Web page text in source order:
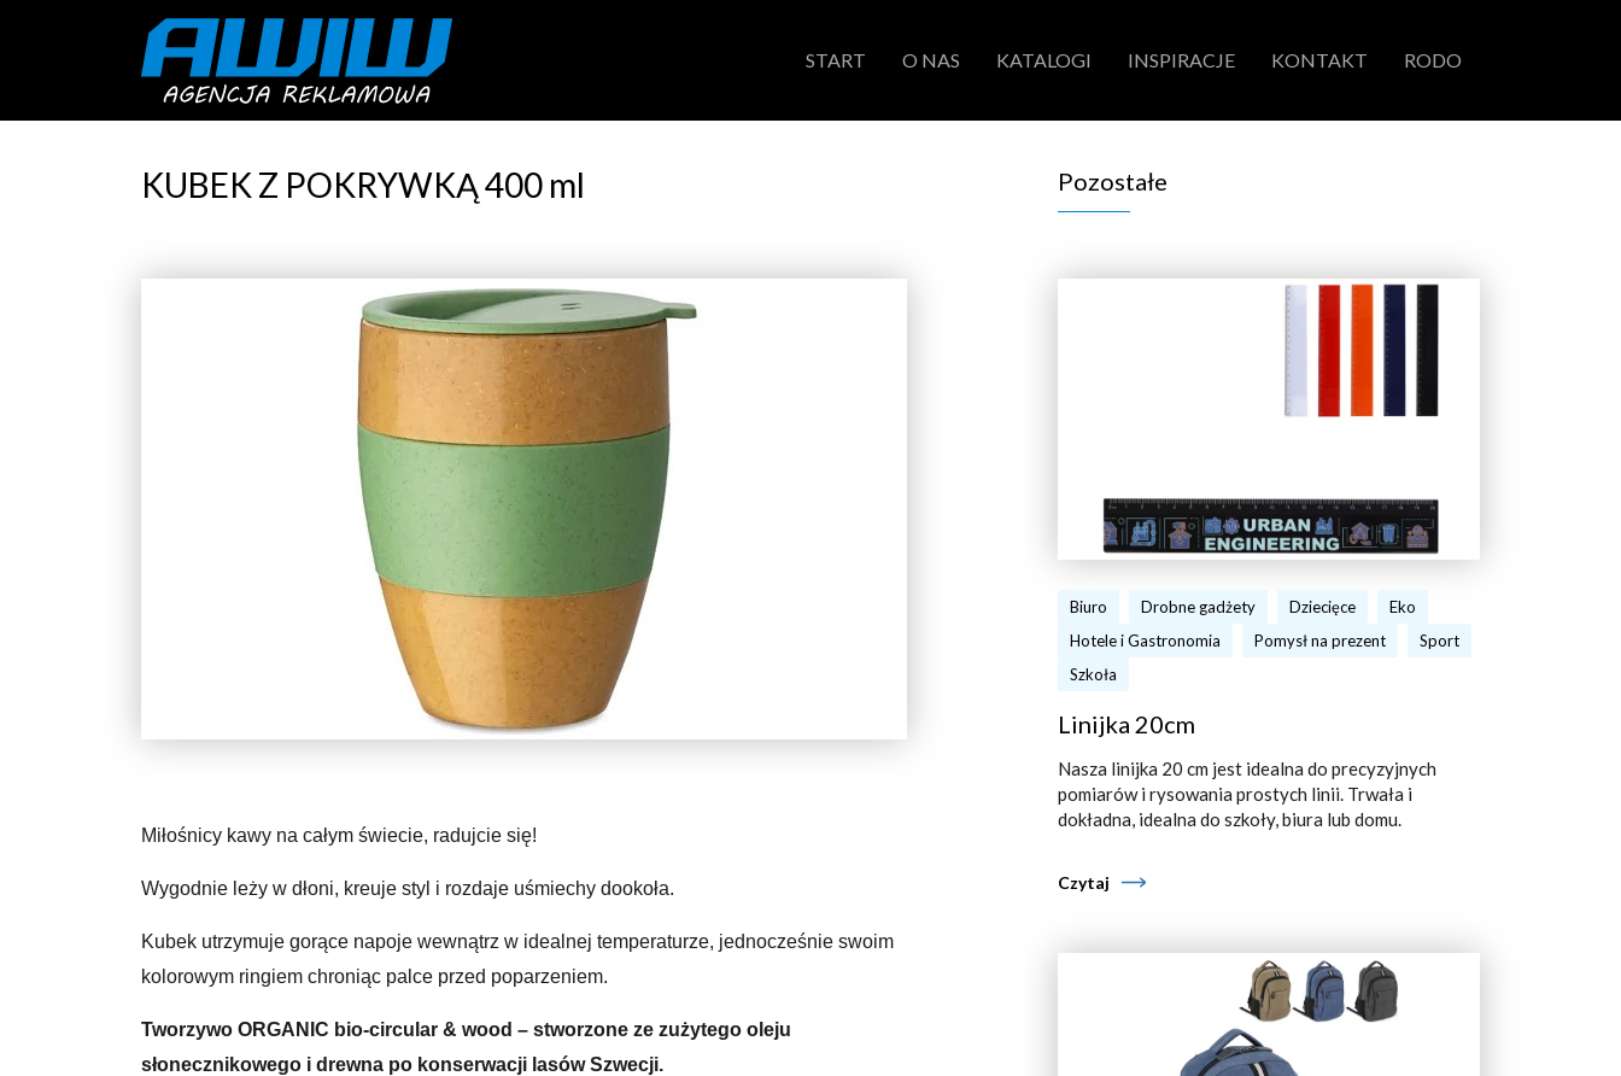
START O NAS KATALOGI INSPIRACJE KONTAKT RODO
KUBEK Z POKRYWKĄ 400 ml
Miłośnicy kawy na całym świecie, radujcie się!
Wygodnie leży w dłoni, kreuje styl i rozdaje uśmiechy dookoła.
Kubek utrzymuje gorące napoje wewnątrz w idealnej temperaturze, jednocześnie swoim
kolorowym ringiem chroniąc palce przed poparzeniem.
Tworzywo ORGANIC bio-circular & wood – stworzone ze zużytego oleju
słonecznikowego i drewna po konserwacji lasów Szwecji.
Pozostałe
Biuro Drobne gadżety Dziecięce
Eko
Hotele i Gastronomia
Pomysł na prezent
Sport
Szkoła
Linijka 20cm
Nasza linijka 20 cm jest idealna do precyzyjnych
pomiarów i rysowania prostych linii. Trwała i
dokładna, idealna do szkoły, biura lub domu.
Czytaj